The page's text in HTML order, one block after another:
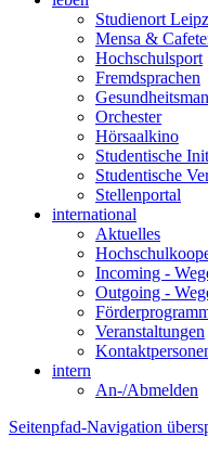
Studienort
Mensa &
Hochschulsport
Fremdsprachen
Orchester
Hörsaalkino
Studentische
Studentische
Stellenportal
international
Aktuelles
Incoming -
Outgoing -
Veranstaltungen
intern
An-/Abmelden
Seitenpfad-Navigation